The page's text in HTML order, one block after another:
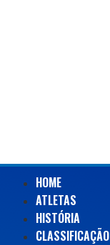
HOME
ATLETAS
HISTÓRIA
CLASSIFICAÇÃO